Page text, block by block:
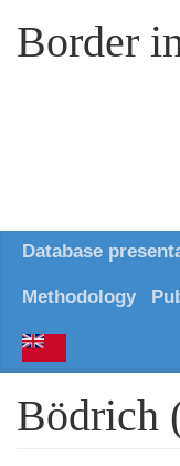
Border
Database
Methodology
Bödrich